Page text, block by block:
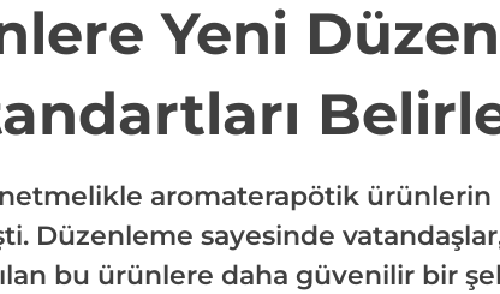
Yeni
aromaterapötik
Düzenleme sayesinde
bu ürünlere daha güvenilir bir